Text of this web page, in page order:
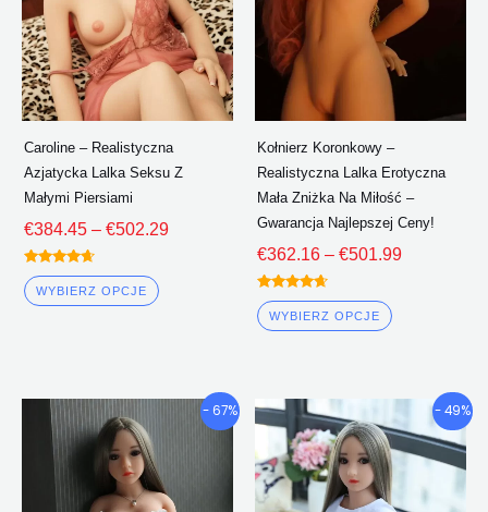
Caroline – Realistyczna
Azjatycka Lalka Seksu Z
Małymi Piersiami
€384.45 – €502.29
Oceniono
4.50
z 5
WYBIERZ OPCJE
Opcje
można
wybrać
na
produktu
Kołnierz Koronkowy –
Realistyczna Lalka Erotyczna
Mała Zniżka Na Miłość –
Gwarancja Najlepszej Ceny!
€362.16 – €501.99
Oceniono
4.50
z 5
WYBIERZ OPCJE
Opcje
można
wybrać
na
produktu
- 67%
Przedział
cenowy:
€494.13
ma
wiele
- 49%
Przedział
cenowy:
€362.86
Poprzez
€489.34
produkt
ma
wiele